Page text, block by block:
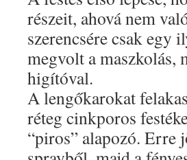
részeit, ahová nem
szerencsére csak egy
megvolt a maszkolás,
higítóval.
A lengőkarokat
réteg cinkporos
“piros” alapozó. Erre